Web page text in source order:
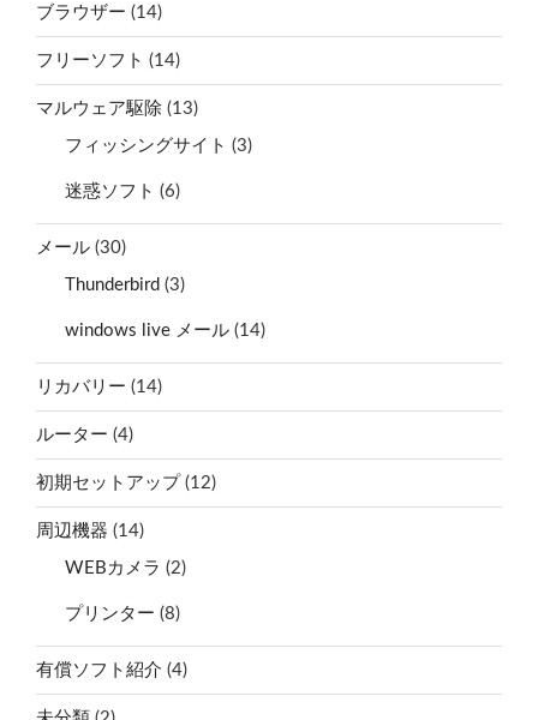
ブラウザー (14)
フリーソフト (14)
マルウェア駆除 (13)
フィッシングサイト (3)
迷惑ソフト (6)
メール (30)
Thunderbird (3)
windows live メール (14)
リカバリー (14)
ルーター (4)
初期セットアップ(12)
周辺機器 (14)
WEBカメラ (2)
プリンター (8)
有償ソフト紹介 (4)